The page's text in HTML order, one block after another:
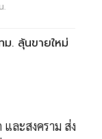
.
. ลุ้นขายใหม่
ละสงคราม ส่ง